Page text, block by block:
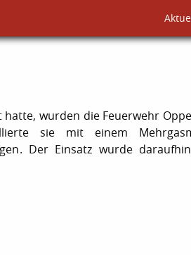
wurden die Feuerwehr
sie mit einem
Der Einsatz wurde